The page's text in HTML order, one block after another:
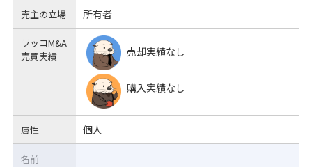
売主の立場 所有者
ラッコM&A
売買実績
売却実績なし
購入実績なし
属性 個人
名前